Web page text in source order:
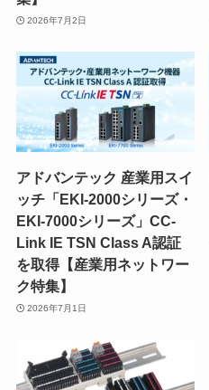
2026年7月2日
アドバンテック 産業用スイ
ッチ「EKI-2000シリーズ・
EKI-7000シリーズ」CC-
Link IE TSN Class A認証
を取得【産業用ネットワー
ク特集】
2026年7月1日